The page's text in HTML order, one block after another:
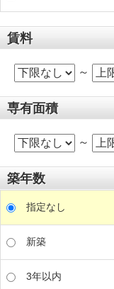
賃料
～
専有面積
～
築年数
指定なし
新築
3年以内